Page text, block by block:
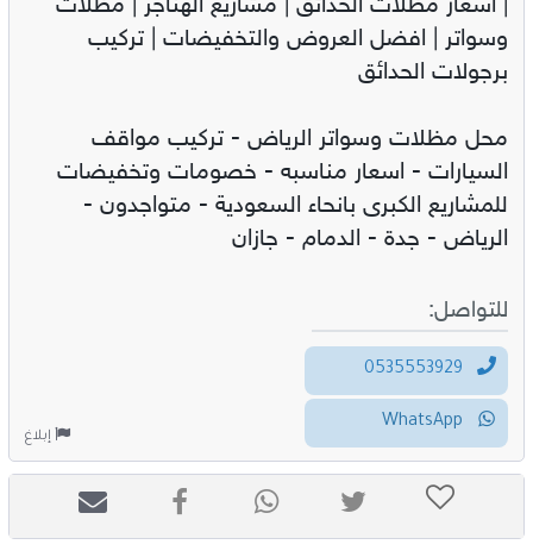
| اسعار مظلات الحدائق | مشاريع الهناجر | مظلات
وسواتر | افضل العروض والتخفيضات | تركيب
برجولات الحدائق
محل مظلات وسواتر الرياض - تركيب مواقف
السيارات - اسعار مناسبه - خصومات وتخفيضات
للمشاريع الكبرى بانحاء السعودية - متواجدون -
الرياض - جدة - الدمام - جازان
للتواصل:
إبلاغ